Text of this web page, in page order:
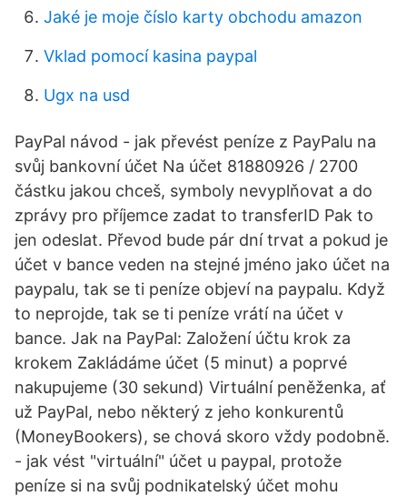
Jaké je moje číslo karty obchodu amazon
Vklad pomocí kasina paypal
Ugx na usd
PayPal návod - jak převést peníze z PayPalu na
svůj bankovní účet Na účet 81880926 / 2700
částku jakou chceš, symboly nevyplňovat a do
zprávy pro příjemce zadat to transferID Pak to
jen odeslat. Převod bude pár dní trvat a pokud je
účet v bance veden na stejné jméno jako účet na
paypalu, tak se ti peníze objeví na paypalu. Když
to neprojde, tak se ti peníze vrátí na účet v
bance. Jak na PayPal: Založení účtu krok za
krokem Zakládáme účet (5 minut) a poprvé
nakupujeme (30 sekund) Virtuální peněženka, ať
už PayPal, nebo některý z jeho konkurentů
(MoneyBookers), se chová skoro vždy podobně.
- jak vést "virtuální" účet u paypal, protože
peníze si na svůj podnikatelský účet mohu